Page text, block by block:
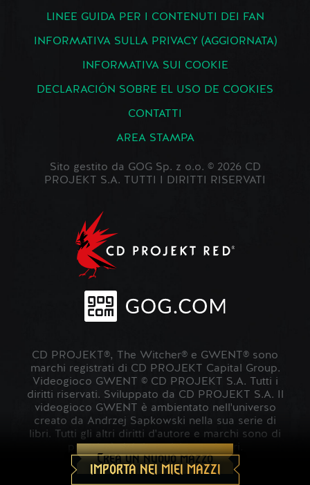
Crea un nuovo mazzo
IMPORTA NEI MIEI MAZZI
LINEE GUIDA PER I CONTENUTI DEI FAN
INFORMATIVA SULLA PRIVACY (AGGIORNATA)
INFORMATIVA SUI COOKIE
DECLARACIÓN SOBRE EL USO DE COOKIES
CONTATTI
AREA STAMPA
Sito gestito da GOG Sp. z o.o. © 2026 CD
PROJEKT S.A. TUTTI I DIRITTI RISERVATI
CD PROJEKT®, The Witcher® e GWENT® sono
marchi registrati di CD PROJEKT Capital Group.
Videogioco GWENT © CD PROJEKT S.A. Tutti i
diritti riservati. Sviluppato da CD PROJEKT S.A. Il
videogioco GWENT è ambientato nell'universo
creato da Andrzej Sapkowski nella sua serie di
libri. Tutti gli altri diritti d'autore e marchi sono di
proprietà dei rispettivi proprietari.